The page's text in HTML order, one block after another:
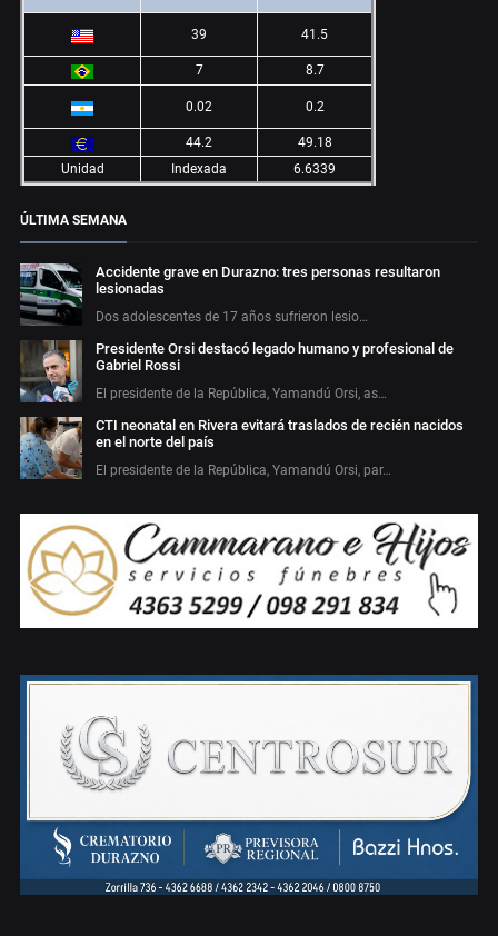
39 41.5
7 8.7
0.02 0.2
44.2
49.18
Unidad
Indexada 6.6339
ÚLTIMA SEMANA
Accidente grave en Durazno: tres personas resultaron
lesionadas
Dos adolescentes de 17 años sufrieron lesio…
Presidente Orsi destacó legado humano y profesional de
Gabriel Rossi
El presidente de la República, Yamandú Orsi, as…
CTI neonatal en Rivera evitará traslados de recién nacidos
en el norte del país
El presidente de la República, Yamandú Orsi, par…